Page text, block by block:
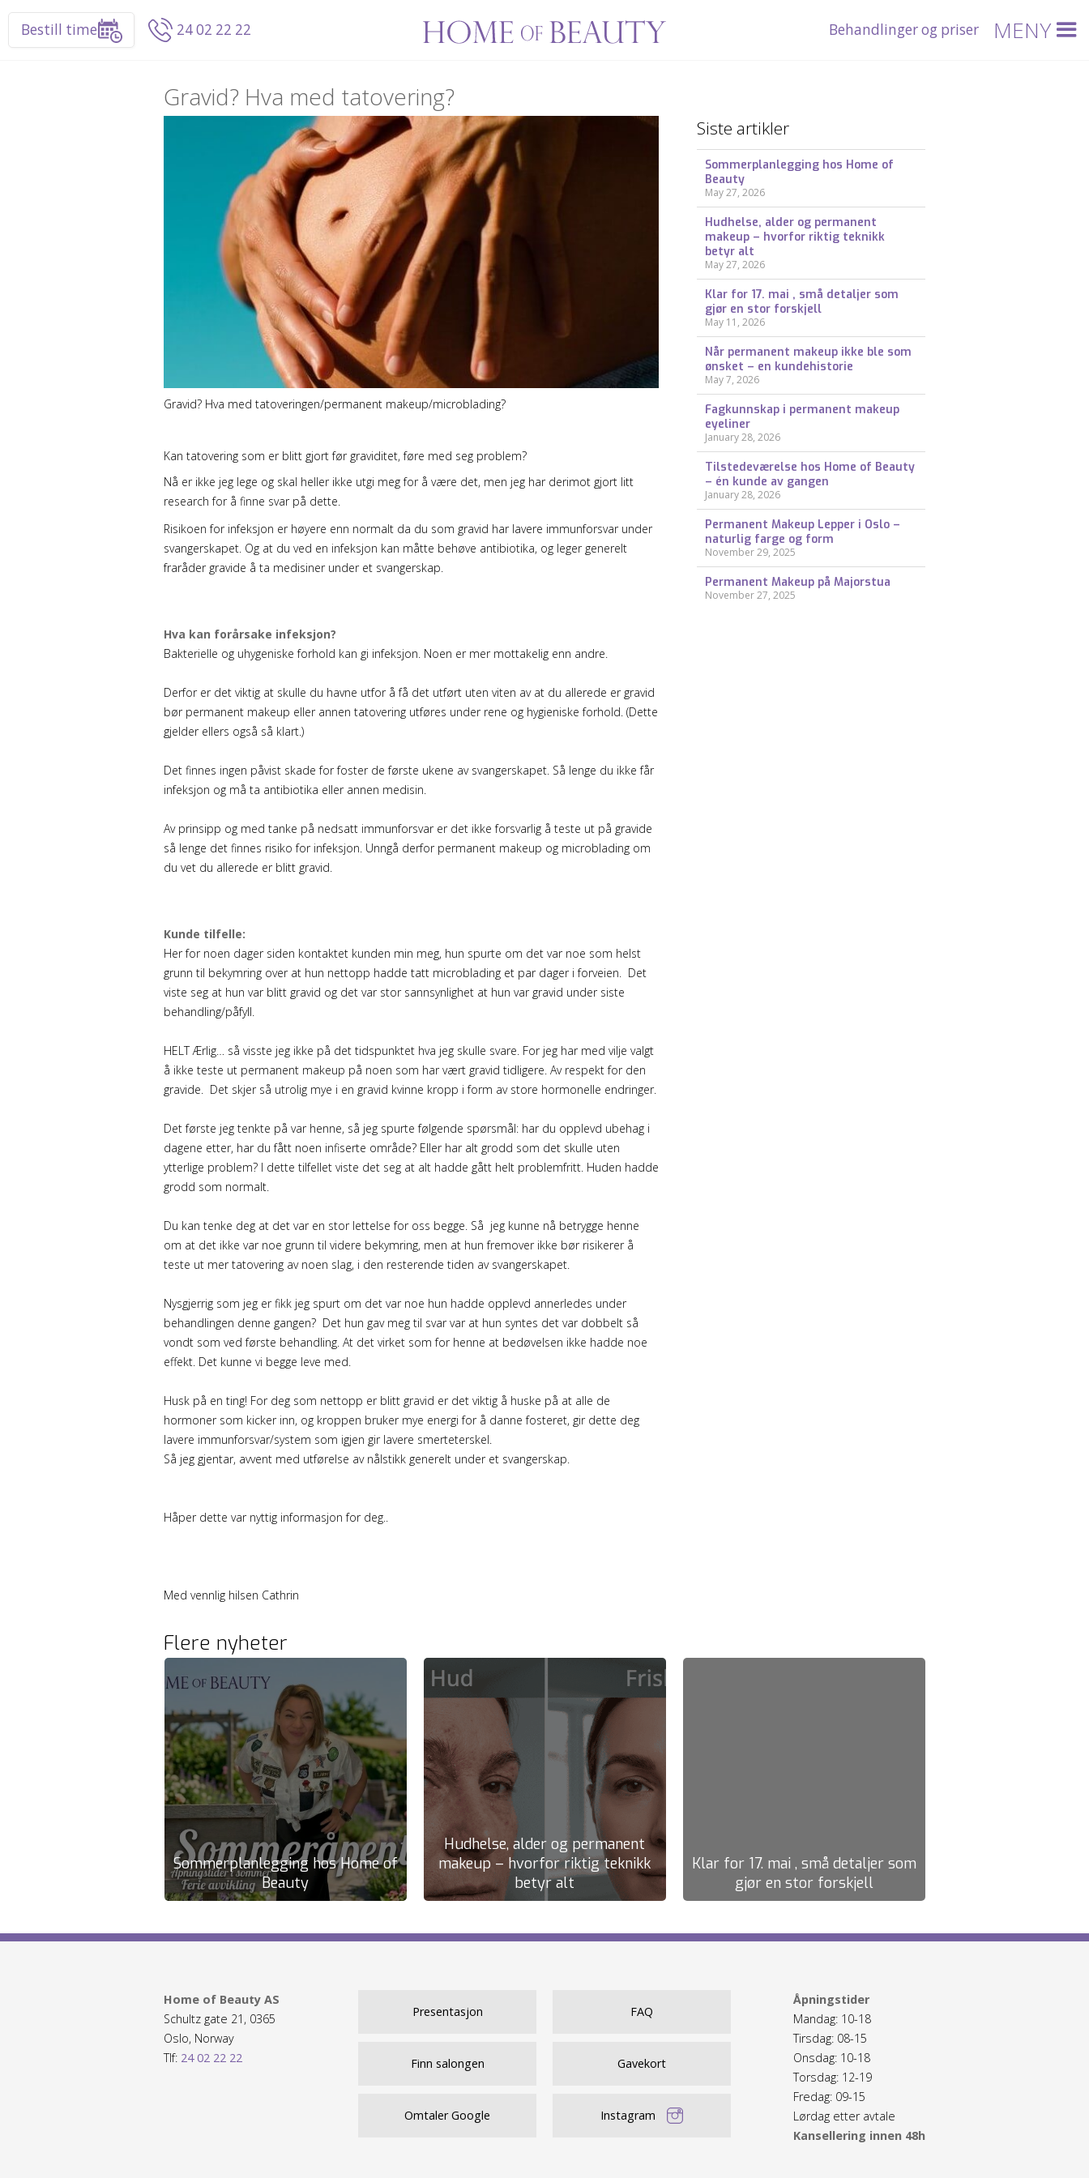
Bestill time 24 02 22 22 MENY
Behandlinger og priser
Gravid? Hva med tatovering?
Gravid? Hva med tatoveringen/permanent makeup/microblading?
Kan tatovering som er blitt gjort før graviditet, føre med seg problem?
Nå er ikke jeg lege og skal heller ikke utgi meg for å være det, men jeg har derimot gjort litt
research for å finne svar på dette.
Risikoen for infeksjon er høyere enn normalt da du som gravid har lavere immunforsvar under
svangerskapet. Og at du ved en infeksjon kan måtte behøve antibiotika, og leger generelt
fraråder gravide å ta medisiner under et svangerskap.
Hva kan forårsake infeksjon?
Bakterielle og uhygeniske forhold kan gi infeksjon. Noen er mer mottakelig enn andre.
Derfor er det viktig at skulle du havne utfor å få det utført uten viten av at du allerede er gravid
bør permanent makeup eller annen tatovering utføres under rene og hygieniske forhold. (Dette
gjelder ellers også så klart.)
Det finnes ingen påvist skade for foster de første ukene av svangerskapet. Så lenge du ikke får
infeksjon og må ta antibiotika eller annen medisin.
Av prinsipp og med tanke på nedsatt immunforsvar er det ikke forsvarlig å teste ut på gravide
så lenge det finnes risiko for infeksjon. Unngå derfor permanent makeup og microblading om
du vet du allerede er blitt gravid.
Kunde tilfelle:
Her for noen dager siden kontaktet kunden min meg, hun spurte om det var noe som helst
grunn til bekymring over at hun nettopp hadde tatt microblading et par dager i forveien. Det
viste seg at hun var blitt gravid og det var stor sannsynlighet at hun var gravid under siste
behandling/påfyll.
HELT Ærlig… så visste jeg ikke på det tidspunktet hva jeg skulle svare. For jeg har med vilje valgt
å ikke teste ut permanent makeup på noen som har vært gravid tidligere. Av respekt for den
gravide. Det skjer så utrolig mye i en gravid kvinne kropp i form av store hormonelle endringer.
Det første jeg tenkte på var henne, så jeg spurte følgende spørsmål: har du opplevd ubehag i
dagene etter, har du fått noen infiserte område? Eller har alt grodd som det skulle uten
ytterlige problem? I dette tilfellet viste det seg at alt hadde gått helt problemfritt. Huden hadde
grodd som normalt.
Du kan tenke deg at det var en stor lettelse for oss begge. Så jeg kunne nå betrygge henne
om at det ikke var noe grunn til videre bekymring, men at hun fremover ikke bør risikerer å
teste ut mer tatovering av noen slag, i den resterende tiden av svangerskapet.
Nysgjerrig som jeg er fikk jeg spurt om det var noe hun hadde opplevd annerledes under
behandlingen denne gangen? Det hun gav meg til svar var at hun syntes det var dobbelt så
vondt som ved første behandling. At det virket som for henne at bedøvelsen ikke hadde noe
effekt. Det kunne vi begge leve med.
Husk på en ting! For deg som nettopp er blitt gravid er det viktig å huske på at alle de
hormoner som kicker inn, og kroppen bruker mye energi for å danne fosteret, gir dette deg
lavere immunforsvar/system som igjen gir lavere smerteterskel.
Så jeg gjentar, avvent med utførelse av nålstikk generelt under et svangerskap.
Håper dette var nyttig informasjon for deg..
Med vennlig hilsen Cathrin
Siste artikler
Sommerplanlegging hos Home of
Beauty
May 27, 2026
Hudhelse, alder og permanent
makeup – hvorfor riktig teknikk
betyr alt
May 27, 2026
Klar for 17. mai , små detaljer som
gjør en stor forskjell
May 11, 2026
Når permanent makeup ikke ble som
ønsket – en kundehistorie
May 7, 2026
Fagkunnskap i permanent makeup
eyeliner
January 28, 2026
Tilstedeværelse hos Home of Beauty
– én kunde av gangen
January 28, 2026
Permanent Makeup Lepper i Oslo –
naturlig farge og form
November 29, 2025
Permanent Makeup på Majorstua
November 27, 2025
Flere nyheter
Sommerplanlegging hos Home of
Beauty
Hudhelse, alder og permanent
makeup – hvorfor riktig teknikk
betyr alt
Klar for 17. mai , små detaljer som
gjør en stor forskjell
Home of Beauty AS
Schultz gate 21, 0365
Oslo, Norway
Tlf: 24 02 22 22
Presentasjon
Finn salongen
Omtaler Google
FAQ
Gavekort
Instagram
Åpningstider
Mandag: 10-18
Tirsdag: 08-15
Onsdag: 10-18
Torsdag: 12-19
Fredag: 09-15
Lørdag etter avtale
Kansellering innen 48h